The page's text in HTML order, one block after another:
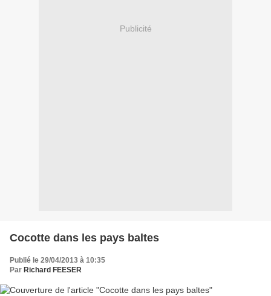
Publicité
Cocotte dans les pays baltes
Publié le 29/04/2013 à 10:35
Par Richard FEESER